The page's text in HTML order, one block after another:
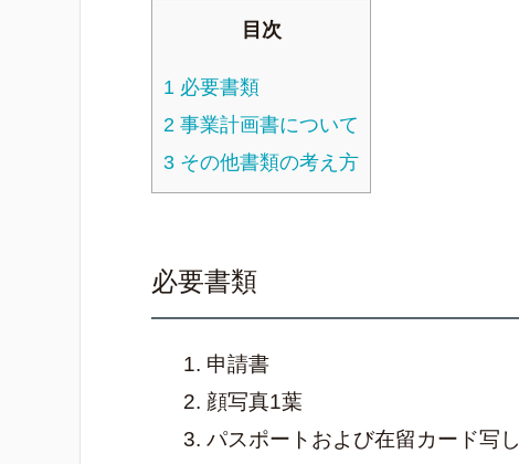
目次
1 必要書類
2 事業計画書について
3 その他書類の考え方
必要書類
申請書
顔写真1葉
パスポートおよび在留カード写し